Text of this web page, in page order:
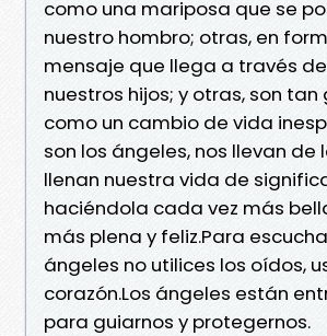
como una mariposa que se
nuestro hombro; otras, en
mensaje que llega a través
nuestros hijos; y otras, son
como un cambio de vida
son los ángeles, nos llevan de
llenan nuestra vida de
haciéndola cada vez más
más plena y feliz.Para
ángeles no utilices los oídos,
corazón.Los ángeles están
para guiarnos y protegernos.